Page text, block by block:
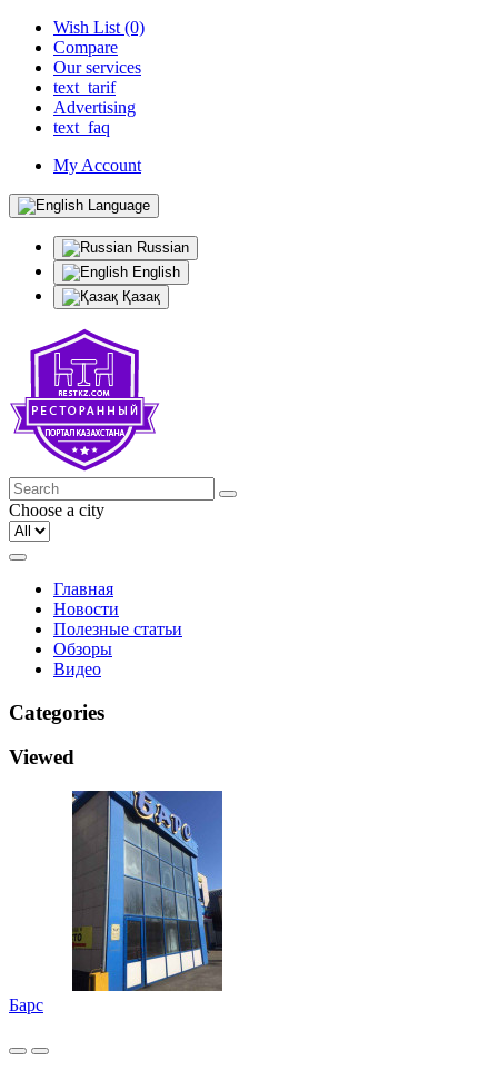
Wish List (0)
Compare
Our services
text_tarif
Advertising
text_faq
My Account
Language
Russian
English
Қазақ
Choose a city
Главная
Новости
Полезные статьи
Обзоры
Видео
Categories
Viewed
Барс